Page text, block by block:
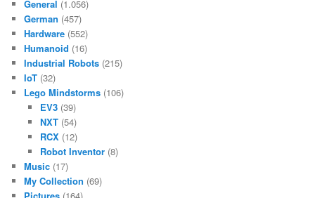
General (1.056)
German (457)
Hardware (552)
Humanoid (16)
Industrial Robots (215)
IoT (32)
Lego Mindstorms (106)
EV3(39)
NXT(54)
RCX(12)
Robot Inventor(8)
Music (17)
My Collection (69)
Pictures (164)